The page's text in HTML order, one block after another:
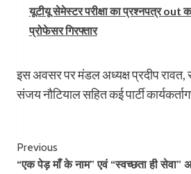
यूटीयू सेमेस्टर परीक्षा का प्रश्नपत्र
प्रोफेसर गिरफ्तार
इस अवसर पर मंडल अध्यक्ष प्रदीप रावत,
संजय नौटियाल सहित कई पार्टी
Post
Previous
“एक पेड़ माँ के नाम” एवं “स्वच्छता ही सेवा”